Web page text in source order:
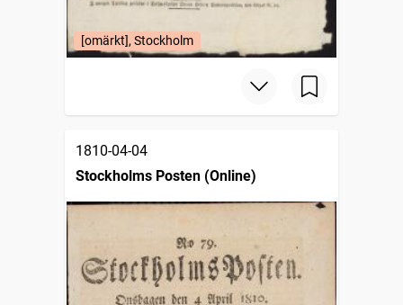
[omärkt], Stockholm
1810-04-04
Stockholms Posten (Online)